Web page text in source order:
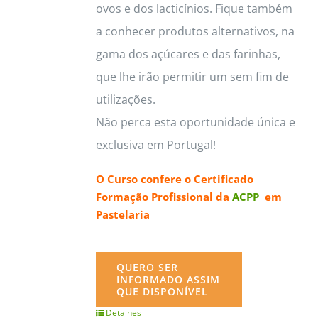
ovos e dos lacticínios. Fique também
a conhecer produtos alternativos, na
gama dos açúcares e das farinhas,
que lhe irão permitir um sem fim de
utilizações.
Não perca esta oportunidade única e
exclusiva em Portugal!
O Curso confere o Certificado
Formação Profissional da ACPPem
Pastelaria
QUERO SER
INFORMADO ASSIM
QUE DISPONÍVEL
Detalhes